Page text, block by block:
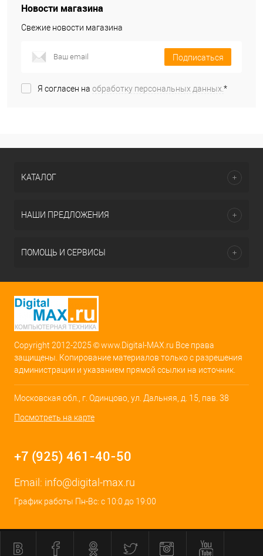
Новости магазина
Свежие новости магазина
Подписаться
Я согласен на обработку персональных данных.*
КАТАЛОГ
НАШИ ПРЕДЛОЖЕНИЯ
ПОМОЩЬ И СЕРВИСЫ
Copyright 2012-2025 © www.Digital-MAX.ru Все права
защищены. Копирование материалов только с разрешения
администрации и указанием прямой ссылки на источник.
Московская обл., г. Одинцово, ул. Дальняя, д. 15, пав. 38
Посмотреть на карте
+7 (925) 461-40-50
Email: info@digital-max.ru
График работы Пн-Вс: с 10:0 до 19:00